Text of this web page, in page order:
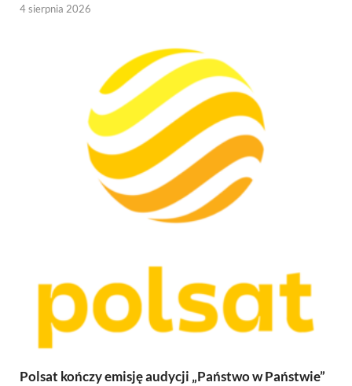
4 sierpnia 2026
Polsat kończy emisję audycji „Państwo w Państwie”